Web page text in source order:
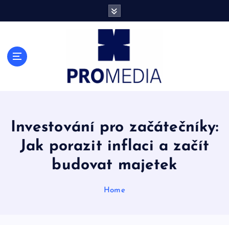
Finance, ekonomika a přehled informací
Investování pro začátečníky:
Jak porazit inflaci a začít
budovat majetek
Home